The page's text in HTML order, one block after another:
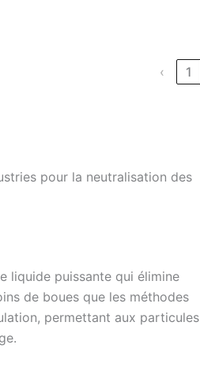
‹ 1
pour la neutralisation des
liquide puissante qui élimine
de boues que les méthodes
permettant aux